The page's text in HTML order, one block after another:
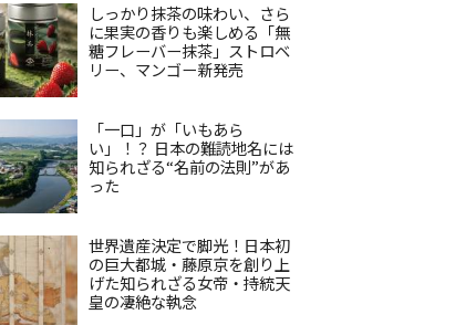
しっかり抹茶の味わい、さら
に果実の香りも楽しめる「無
糖フレーバー抹茶」ストロベ
リー、マンゴー新発売
「一口」が「いもあら
い」！？ 日本の難読地名には
知られざる“名前の法則”があ
った
世界遺産決定で脚光！日本初
の巨大都城・藤原京を創り上
げた知られざる女帝・持統天
皇の凄絶な執念